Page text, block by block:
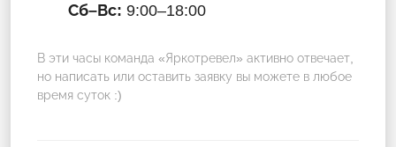
Сб–Вс: 9:00–18:00
В эти часы команда «Яркотревел» активно отвечает,
но написать или оставить заявку вы можете в любое
время суток :)